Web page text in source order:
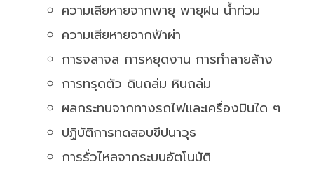
ความเสียหายจากพายุ พายุฝน น้ำท่วม
ความเสียหายจากฟ้าผ่า
การจลาจล การหยุดงาน การทำลายล้าง
การทรุดตัว ดินถล่ม หินถล่ม
ผลกระทบจากทางรถไฟและเครื่องบินใด ๆ
ปฏิบัติการทดสอบขีปนาวุธ
การรั่วไหลจากระบบอัตโนมัติ